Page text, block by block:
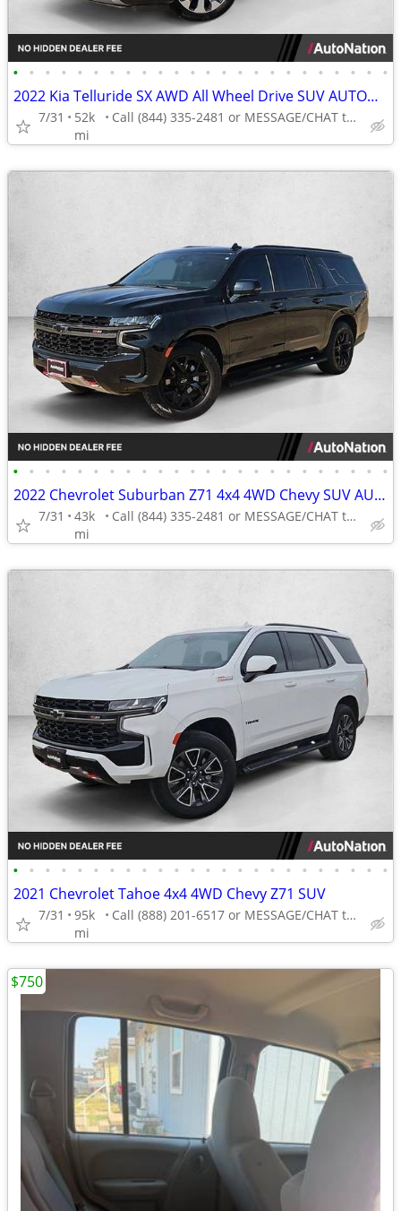
• • • • • • • • • • • • • • • • • • • • • • • •
2022 Kia Telluride SX AWD All Wheel Drive SUV AUTONATION
7/31
52k
mi
Call (844) 335-2481 or MESSAGE/CHAT to confirm availability
• • • • • • • • • • • • • • • • • • • • • • • •
2022 Chevrolet Suburban Z71 4x4 4WD Chevy SUV AUTONATION
7/31
43k
mi
Call (844) 335-2481 or MESSAGE/CHAT to confirm availability
• • • • • • • • • • • • • • • • • • • • • • • •
2021 Chevrolet Tahoe 4x4 4WD Chevy Z71 SUV
7/31
95k
mi
Call (888) 201-6517 or MESSAGE/CHAT to confirm availability
$750